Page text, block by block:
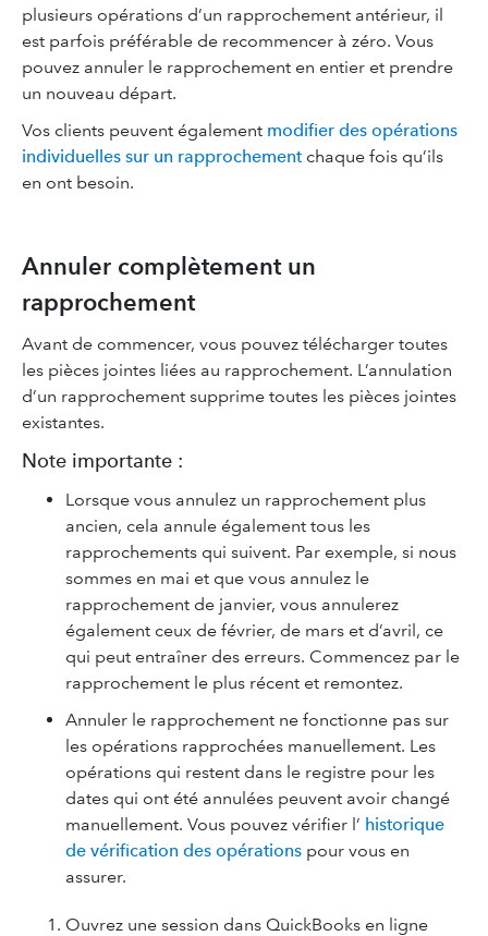
plusieurs opérations d’un rapprochement antérieur, il
est parfois préférable de recommencer à zéro. Vous
pouvez annuler le rapprochement en entier et prendre
un nouveau départ.
Vos clients peuvent également modifier des opérations
individuelles sur un rapprochement chaque fois qu’ils
en ont besoin.
Annuler complètement un
rapprochement
Avant de commencer, vous pouvez télécharger toutes
les pièces jointes liées au rapprochement. L’annulation
d’un rapprochement supprime toutes les pièces jointes
existantes.
Note importante :
Lorsque vous annulez un rapprochement plus
ancien, cela annule également tous les
rapprochements qui suivent. Par exemple, si nous
sommes en mai et que vous annulez le
rapprochement de janvier, vous annulerez
également ceux de février, de mars et d’avril, ce
qui peut entraîner des erreurs. Commencez par le
rapprochement le plus récent et remontez.
Annuler le rapprochement ne fonctionne pas sur
les opérations rapprochées manuellement. Les
opérations qui restent dans le registre pour les
dates qui ont été annulées peuvent avoir changé
manuellement. Vous pouvez vérifier l’ historique
de vérification des opérations pour vous en
assurer.
Ouvrez une session dans QuickBooks en ligne